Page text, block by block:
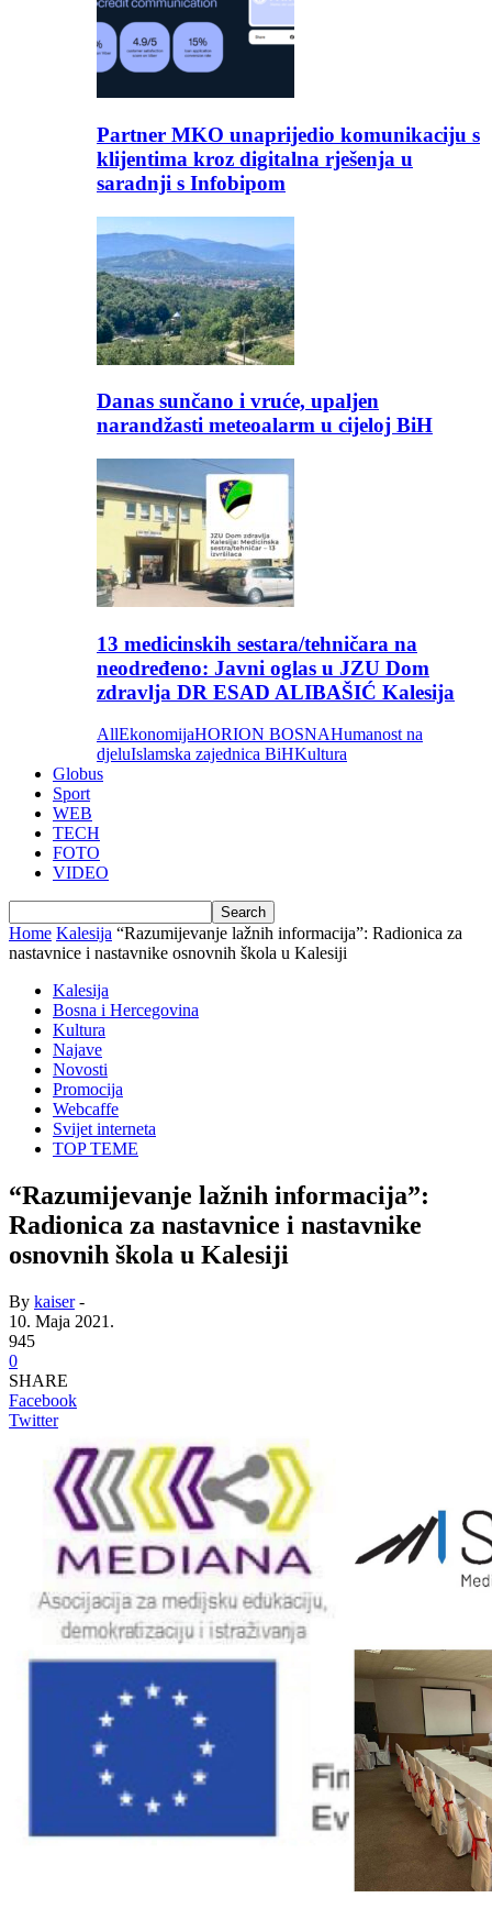
Partner MKO unaprijedio komunikaciju s
klijentima kroz digitalna rješenja u
saradnji s Infobipom
Danas sunčano i vruće, upaljen
narandžasti meteoalarm u cijeloj BiH
13 medicinskih sestara/tehničara na
neodređeno: Javni oglas u JZU Dom
zdravlja DR ESAD ALIBAŠIĆ Kalesija
AllEkonomijaHORION BOSNAHumanost na
djeluIslamska zajednica BiHKultura
Globus
Sport
WEB
TECH
FOTO
VIDEO
Home Kalesija “Razumijevanje lažnih informacija”: Radionica za
nastavnice i nastavnike osnovnih škola u Kalesiji
Kalesija
Bosna i Hercegovina
Kultura
Najave
Novosti
Promocija
Webcaffe
Svijet interneta
TOP TEME
“Razumijevanje lažnih informacija”:
Radionica za nastavnice i nastavnike
osnovnih škola u Kalesiji
By kaiser-
10. Maja 2021.
945
0
SHARE
Facebook
Twitter